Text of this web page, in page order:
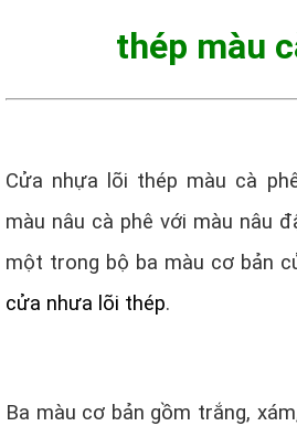
thép màu
Cửa nhựa lõi thép màu cà
màu nâu cà phê với màu nâu
một trong bộ ba màu cơ bản
cửa nhưa lõi thép.
Ba màu cơ bản gồm trắng,